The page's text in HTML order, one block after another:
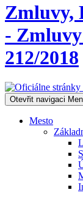
Zmluvy,
-
212/2018
Otevřit navigaci
Mesto